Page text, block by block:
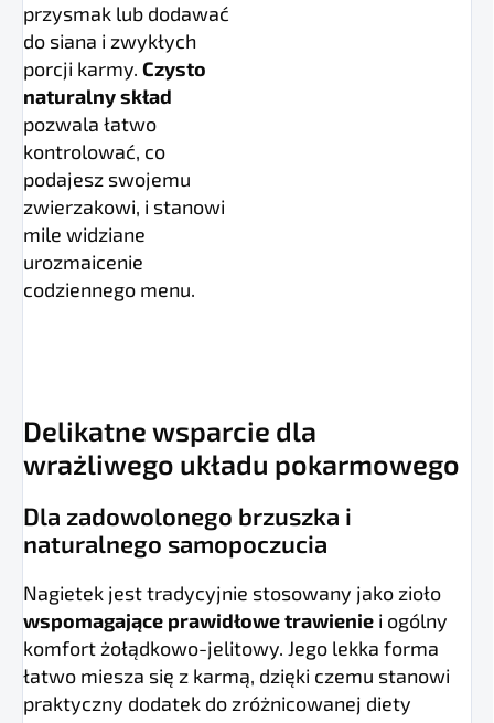
przysmak lub dodawać
do siana i zwykłych
porcji karmy. Czysto
naturalny skład
pozwala łatwo
kontrolować, co
podajesz swojemu
zwierzakowi, i stanowi
mile widziane
urozmaicenie
codziennego menu.
Delikatne wsparcie dla
wrażliwego układu pokarmowego
Dla zadowolonego brzuszka i
naturalnego samopoczucia
Nagietek jest tradycyjnie stosowany jako zioło
wspomagające prawidłowe trawienie i ogólny
komfort żołądkowo-jelitowy. Jego lekka forma
łatwo miesza się z karmą, dzięki czemu stanowi
praktyczny dodatek do zróżnicowanej diety